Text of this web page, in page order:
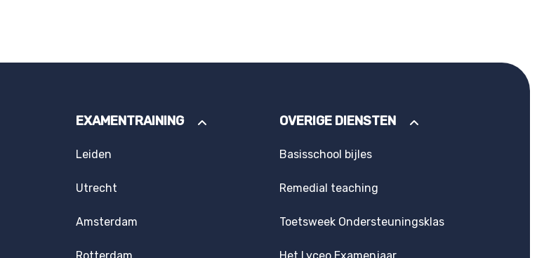
EXAMENTRAINING
Leiden
Utrecht
Amsterdam
OVERIGE DIENSTEN
Basisschool bijles
Remedial teaching
Toetsweek Ondersteuningsklas